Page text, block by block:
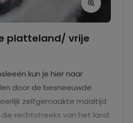
platteland/ vrije
kun je hier naar
door de besneeuwde
zelfgemaakte maaltijd
rechtstreeks van het land